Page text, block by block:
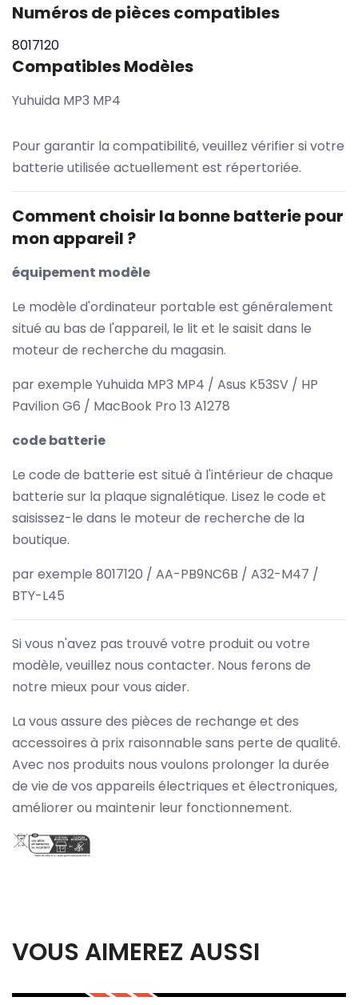
Numéros de pièces compatibles
8017120
Compatibles Modèles
Yuhuida MP3 MP4
Pour garantir la compatibilité, veuillez vérifier si votre
batterie utilisée actuellement est répertoriée.
Comment choisir la bonne batterie pour
mon appareil ?
équipement modèle
Le modèle d'ordinateur portable est généralement
situé au bas de l'appareil, le lit et le saisit dans le
moteur de recherche du magasin.
par exemple Yuhuida MP3 MP4 / Asus K53SV / HP
Pavilion G6 / MacBook Pro 13 A1278
code batterie
Le code de batterie est situé à l'intérieur de chaque
batterie sur la plaque signalétique. Lisez le code et
saisissez-le dans le moteur de recherche de la
boutique.
par exemple 8017120 / AA-PB9NC6B / A32-M47 /
BTY-L45
Si vous n'avez pas trouvé votre produit ou votre
modèle, veuillez nous contacter. Nous ferons de
notre mieux pour vous aider.
La vous assure des pièces de rechange et des
accessoires à prix raisonnable sans perte de qualité.
Avec nos produits nous voulons prolonger la durée
de vie de vos appareils électriques et électroniques,
améliorer ou maintenir leur fonctionnement.
VOUS AIMEREZ AUSSI